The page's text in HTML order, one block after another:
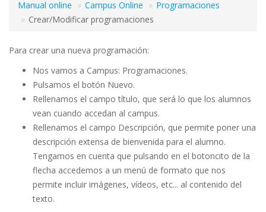
Manual online Campus Online
Programaciones
Crear/Modificar programaciones
Para crear una nueva programación:
Nos vamos a Campus: Programaciones.
Pulsamos el botón Nuevo.
Rellenamos el campo título, que será lo que los alumnos
vean cuando accedan al campus.
Rellenamos el campo Descripción, que permite poner una
descripción extensa de bienvenida para el alumno.
Tengamos en cuenta que pulsando en el botoncito de la
flecha accedemos a un menú de formato que nos
permite incluir imágenes, vídeos, etc... al contenido del
texto.